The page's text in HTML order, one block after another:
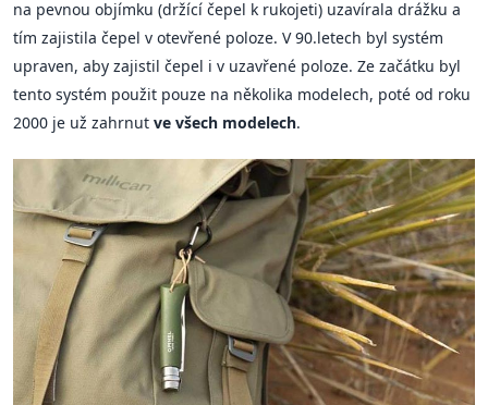
na pevnou objímku (držící čepel k rukojeti) uzavírala drážku a
tím zajistila čepel v otevřené poloze. V 90.letech byl systém
upraven, aby zajistil čepel i v uzavřené poloze. Ze začátku byl
tento systém použit pouze na několika modelech, poté od roku
2000 je už zahrnut ve všech modelech.